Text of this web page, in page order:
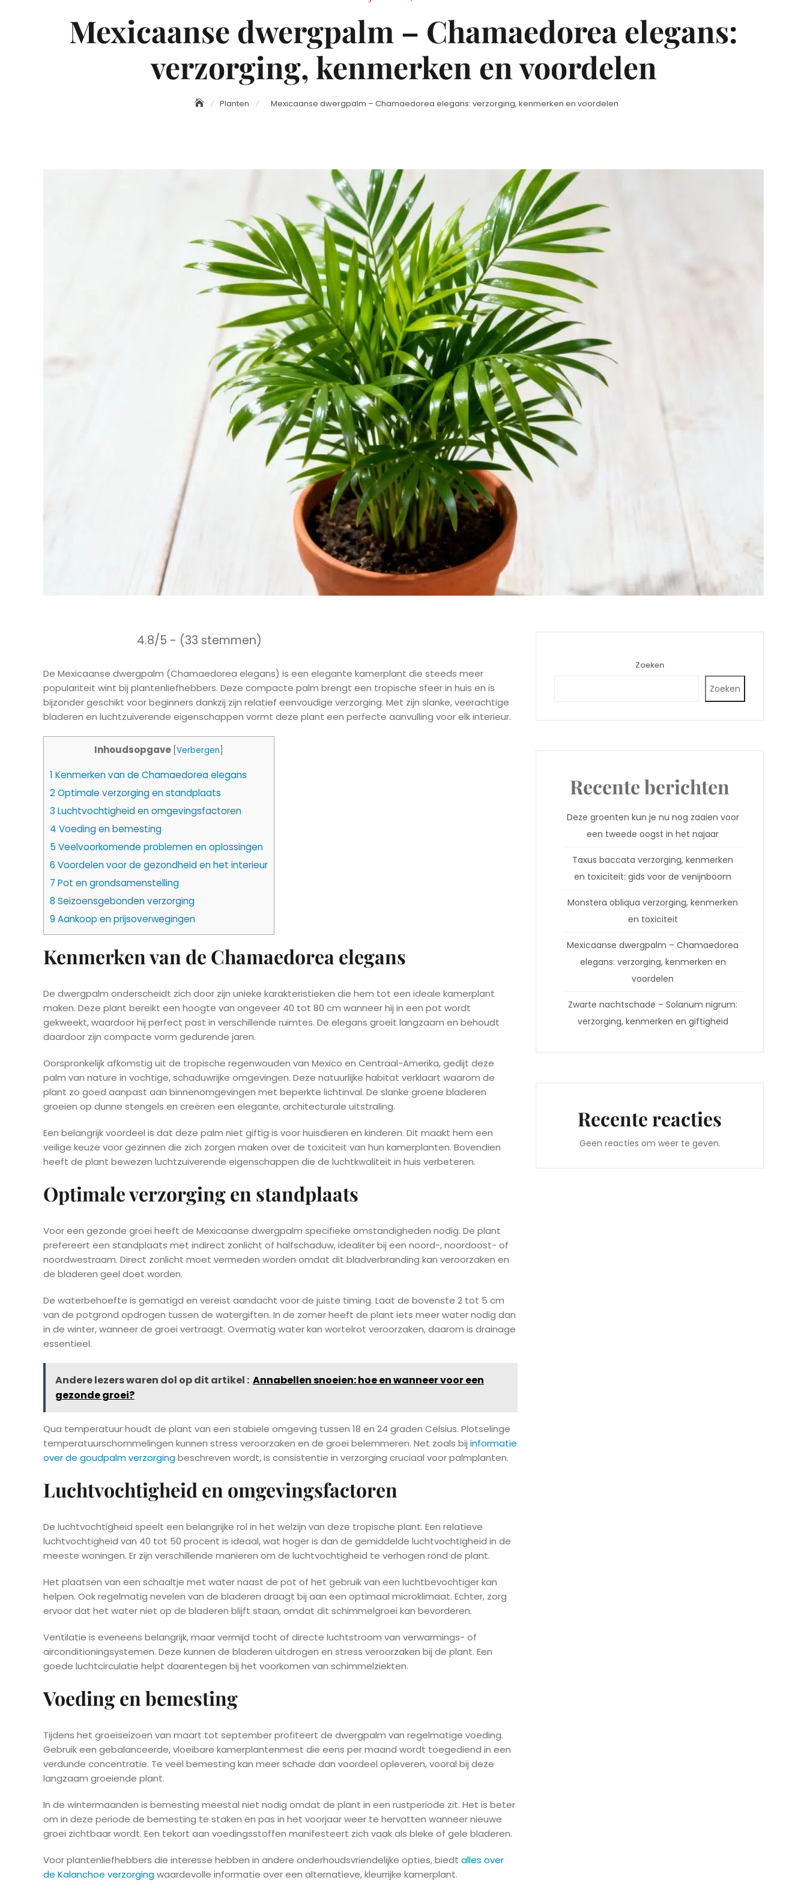
Mexicaanse dwergpalm – Chamaedorea elegans:
verzorging, kenmerken en voordelen
Planten Mexicaanse dwergpalm – Chamaedorea elegans: verzorging, kenmerken en voordelen
4.8/5 - (33 stemmen)
De Mexicaanse dwergpalm (Chamaedorea elegans) is een elegante kamerplant die steeds meer
populariteit wint bij plantenliefhebbers. Deze compacte palm brengt een tropische sfeer in huis en is
bijzonder geschikt voor beginners dankzij zijn relatief eenvoudige verzorging. Met zijn slanke, veerachtige
bladeren en luchtzuiverende eigenschappen vormt deze plant een perfecte aanvulling voor elk interieur.
Inhoudsopgave Verbergen
1 Kenmerken van de Chamaedorea elegans
2Optimale verzorging en standplaats
3 Luchtvochtigheid en omgevingsfactoren
4 Voeding en bemesting
5 Veelvoorkomende problemen en oplossingen
6 Voordelen voor de gezondheid en het interieur
7 Pot en grondsamenstelling
8 Seizoensgebonden verzorging
9 Aankoop en prijsoverwegingen
Kenmerken van de Chamaedorea elegans
De dwergpalm onderscheidt zich door zijn unieke karakteristieken die hem tot een ideale kamerplant
maken. Deze plant bereikt een hoogte van ongeveer 40 tot 80 cm wanneer hij in een pot wordt
gekweekt, waardoor hij perfect past in verschillende ruimtes. De elegans groeit langzaam en behoudt
daardoor zijn compacte vorm gedurende jaren.
Oorspronkelijk afkomstig uit de tropische regenwouden van Mexico en Centraal-Amerika, gedijt deze
palm van nature in vochtige, schaduwrijke omgevingen. Deze natuurlijke habitat verklaart waarom de
plant zo goed aanpast aan binnenomgevingen met beperkte lichtinval. De slanke groene bladeren
groeien op dunne stengels en creëren een elegante, architecturale uitstraling.
Een belangrijk voordeel is dat deze palm niet giftig is voor huisdieren en kinderen. Dit maakt hem een
veilige keuze voor gezinnen die zich zorgen maken over de toxiciteit van hun kamerplanten. Bovendien
heeft de plant bewezen luchtzuiverende eigenschappen die de luchtkwaliteit in huis verbeteren.
Optimale verzorging en standplaats
Voor een gezonde groei heeft de Mexicaanse dwergpalm specifieke omstandigheden nodig. De plant
prefereert een standplaats met indirect zonlicht of halfschaduw, idealiter bij een noord-, noordoost- of
noordwestraam. Direct zonlicht moet vermeden worden omdat dit bladverbranding kan veroorzaken en
de bladeren geel doet worden.
De waterbehoefte is gematigd en vereist aandacht voor de juiste timing. Laat de bovenste 2 tot 5 cm
van de potgrond opdrogen tussen de watergiften. In de zomer heeft de plant iets meer water nodig dan
in de winter, wanneer de groei vertraagt. Overmatig water kan wortelrot veroorzaken, daarom is drainage
essentieel.
Andere lezers waren dol op dit artikel : Annabellen snoeien: hoe en wanneer voor een
gezonde groei?
Qua temperatuur houdt de plant van een stabiele omgeving tussen 18 en 24 graden Celsius. Plotselinge
temperatuurschommelingen kunnen stress veroorzaken en de groei belemmeren. Net zoals bij informatie
over de goudpalm verzorgingbeschreven wordt, is consistentie in verzorging cruciaal voor palmplanten.
Luchtvochtigheid en omgevingsfactoren
De luchtvochtigheid speelt een belangrijke rol in het welzijn van deze tropische plant. Een relatieve
luchtvochtigheid van 40 tot 50 procent is ideaal, wat hoger is dan de gemiddelde luchtvochtigheid in de
meeste woningen. Er zijn verschillende manieren om de luchtvochtigheid te verhogen rond de plant.
Het plaatsen van een schaaltje met water naast de pot of het gebruik van een luchtbevochtiger kan
helpen. Ook regelmatig nevelen van de bladeren draagt bij aan een optimaal microklimaat. Echter, zorg
ervoor dat het water niet op de bladeren blijft staan, omdat dit schimmelgroei kan bevorderen.
Ventilatie is eveneens belangrijk, maar vermijd tocht of directe luchtstroom van verwarmings- of
airconditioningsystemen. Deze kunnen de bladeren uitdrogen en stress veroorzaken bij de plant. Een
goede luchtcirculatie helpt daarentegen bij het voorkomen van schimmelziekten.
Voeding en bemesting
Tijdens het groeiseizoen van maart tot september profiteert de dwergpalm van regelmatige voeding.
Gebruik een gebalanceerde, vloeibare kamerplantenmest die eens per maand wordt toegediend in een
verdunde concentratie. Te veel bemesting kan meer schade dan voordeel opleveren, vooral bij deze
langzaam groeiende plant.
In de wintermaanden is bemesting meestal niet nodig omdat de plant in een rustperiode zit. Het is beter
om in deze periode de bemesting te staken en pas in het voorjaar weer te hervatten wanneer nieuwe
groei zichtbaar wordt. Een tekort aan voedingsstoffen manifesteert zich vaak als bleke of gele bladeren.
Voor plantenliefhebbers die interesse hebben in andere onderhoudsvriendelijke opties, biedt alles over
de Kalanchoe verzorgingwaardevolle informatie over een alternatieve, kleurrijke kamerplant.
Zoeken
Zoeken
Recente berichten
Deze groenten kun je nu nog zaaien voor
een tweede oogst in het najaar
Taxus baccata verzorging, kenmerken
en toxiciteit: gids voor de venijnboom
Monstera obliqua verzorging, kenmerken
en toxiciteit
Mexicaanse dwergpalm – Chamaedorea
elegans: verzorging, kenmerken en
voordelen
Zwarte nachtschade – Solanum nigrum:
verzorging, kenmerken en giftigheid
Recente reacties
Geen reacties om weer te geven.